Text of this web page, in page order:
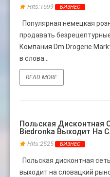
Hits:1599 БИЗНЕС
Популярная немецкая
продавать
Компания Dm Drogerie
в слова...
READ MORE
Польская Дисконтная
Biedronka Выходит На
Hits:2525 БИЗНЕС
Польская дисконтная
выходит на словацкий
18
АПР